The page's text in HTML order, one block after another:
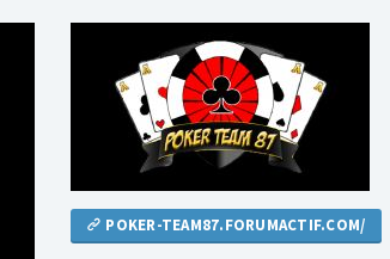
POKER-TEAM87.FORUMACTIF.COM/